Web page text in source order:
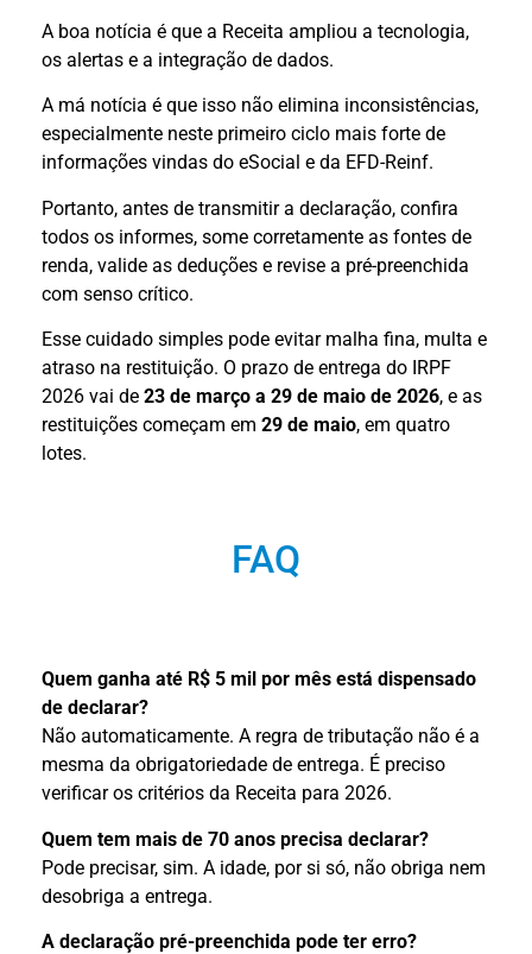
A boa notícia é que a Receita ampliou a tecnologia,
os alertas e a integração de dados.
A má notícia é que isso não elimina inconsistências,
especialmente neste primeiro ciclo mais forte de
informações vindas do eSocial e da EFD-Reinf.
Portanto, antes de transmitir a declaração, confira
todos os informes, some corretamente as fontes de
renda, valide as deduções e revise a pré-preenchida
com senso crítico.
Esse cuidado simples pode evitar malha fina, multa e
atraso na restituição. O prazo de entrega do IRPF
2026 vai de 23 de março a 29 de maio de 2026, e as
restituições começam em 29 de maio, em quatro
lotes.
FAQ
Quem ganha até R$ 5 mil por mês está dispensado
de declarar?
Não automaticamente. A regra de tributação não é a
mesma da obrigatoriedade de entrega. É preciso
verificar os critérios da Receita para 2026.
Quem tem mais de 70 anos precisa declarar?
Pode precisar, sim. A idade, por si só, não obriga nem
desobriga a entrega.
A declaração pré-preenchida pode ter erro?